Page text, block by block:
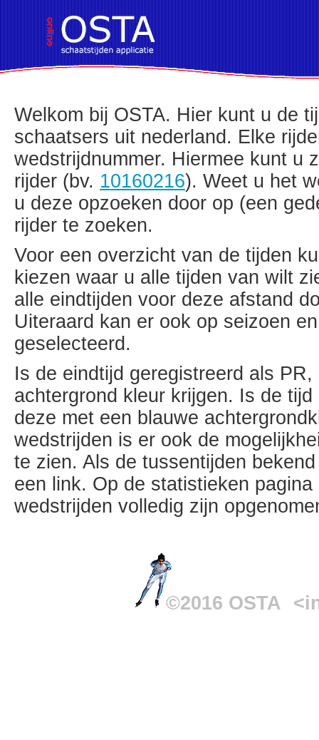
!DOCTYPE HTML PUBLIC "-//
Welkom bij OSTA. Hier kunt u de
schaatsers uit nederland. Elke
wedstrijdnummer. Hiermee kunt u
rijder (bv. 10160216). Weet u het
u deze opzoeken door op (een
rijder te zoeken.
Voor een overzicht van de tijden
kiezen waar u alle tijden van wilt
alle eindtijden voor deze afstand
Uiteraard kan er ook op seizoen
geselecteerd.
Is de eindtijd geregistreerd als
achtergrond kleur krijgen. Is de
deze met een blauwe
wedstrijden is er ook de
te zien. Als de tussentijden
een link. Op de statistieken
wedstrijden volledig zijn
©2016 OSTA